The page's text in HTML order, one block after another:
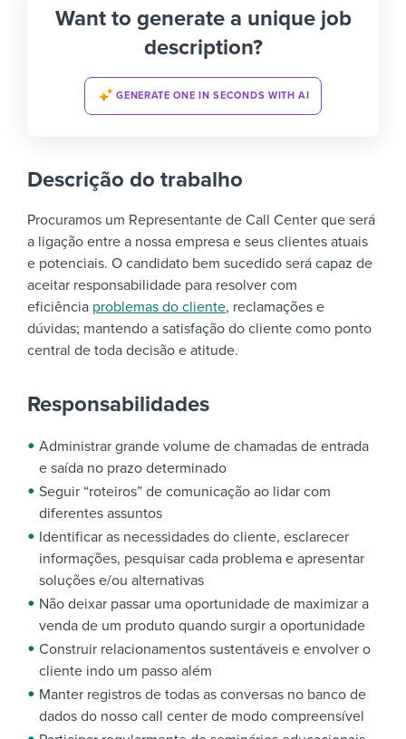
Want to generate a unique job
description?
GENERATE ONE IN SECONDS WITH AI
Descrição do trabalho
Procuramos um Representante de Call Center que será
a ligação entre a nossa empresa e seus clientes atuais
e potenciais. O candidato bem sucedido será capaz de
aceitar responsabilidade para resolver com
eficiência problemas do cliente, reclamações e
dúvidas; mantendo a satisfação do cliente como ponto
central de toda decisão e atitude.
Responsabilidades
Administrar grande volume de chamadas de entrada
e saída no prazo determinado
Seguir “roteiros” de comunicação ao lidar com
diferentes assuntos
Identificar as necessidades do cliente, esclarecer
informações, pesquisar cada problema e apresentar
soluções e/ou alternativas
Não deixar passar uma oportunidade de maximizar a
venda de um produto quando surgir a oportunidade
Construir relacionamentos sustentáveis e envolver o
cliente indo um passo além
Manter registros de todas as conversas no banco de
dados do nosso call center de modo compreensível